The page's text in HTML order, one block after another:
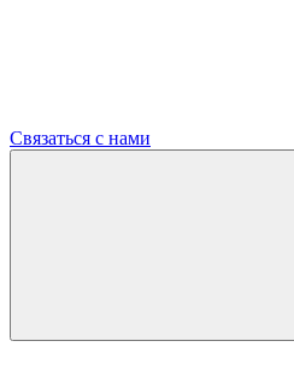
Связаться с нами